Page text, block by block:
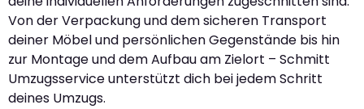
Von der Verpackung und dem sicheren Transport
deiner Möbel und persönlichen Gegenstände bis hin
zur Montage und dem Aufbau am Zielort – Schmitt
Umzugsservice unterstützt dich bei jedem Schritt
deines Umzugs.